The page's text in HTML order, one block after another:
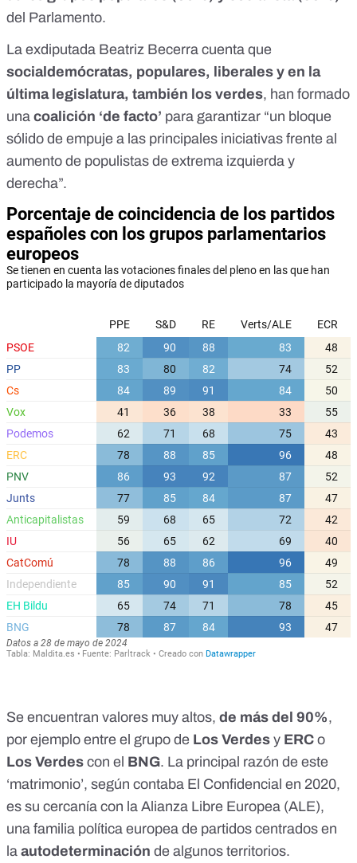
del Parlamento.
La exdiputada Beatriz Becerra cuenta que
socialdemócratas, populares, liberales y en la
última legislatura, también los verdes, han formado
una coalición ‘de facto’ para garantizar “un bloque
sólido de empuje a las principales iniciativas frente al
aumento de populistas de extrema izquierda y
derecha”.
Se encuentran valores muy altos, de más del 90%,
por ejemplo entre el grupo de Los Verdes y ERC o
Los Verdes con el BNG. La principal razón de este
‘matrimonio’, según contaba El Confidencial en 2020,
es su cercanía con la Alianza Libre Europea (ALE),
una familia política europea de partidos centrados en
la autodeterminación de algunos territorios.